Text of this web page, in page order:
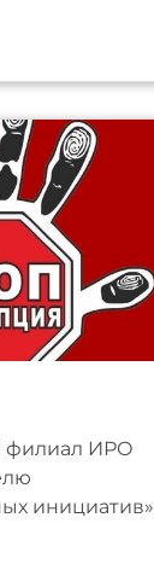
филиал ИРО
инициатив»